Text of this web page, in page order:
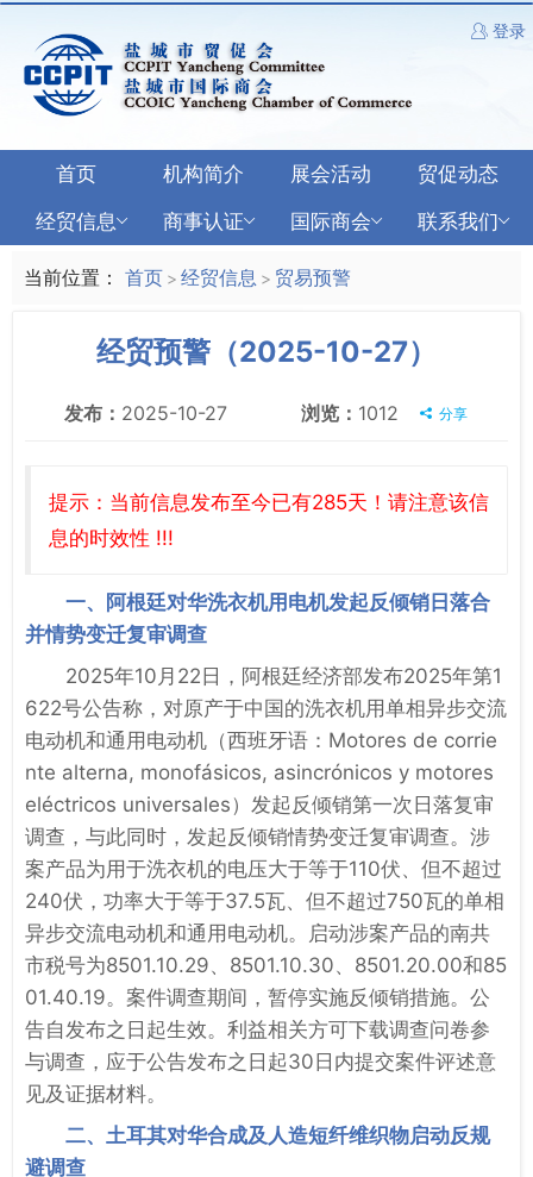
登录
首页 机构简介 展会活动
贸促动态
经贸信息
商事认证 国际商会 联系我们
当前位置： 首页 > 经贸信息 > 贸易预警
经贸预警（2025-10-27）
发布： 2025-10-27 浏览： 1012 分享
提示：当前信息发布至今已有285天！请注意该信
息的时效性 !!!
一、阿根廷对华洗衣机用电机发起反倾销日落合
并情势变迁复审调查
2025年10月22日，阿根廷经济部发布2025年第1
622号公告称，对原产于中国的洗衣机用单相异步交流
电动机和通用电动机（西班牙语：Motores de corrie
nte alterna, monofásicos, asincrónicos y motores
eléctricos universales）发起反倾销第一次日落复审
调查，与此同时，发起反倾销情势变迁复审调查。涉
案产品为用于洗衣机的电压大于等于110伏、但不超过
240伏，功率大于等于37.5瓦、但不超过750瓦的单相
异步交流电动机和通用电动机。启动涉案产品的南共
市税号为8501.10.29、8501.10.30、8501.20.00和85
01.40.19。案件调查期间，暂停实施反倾销措施。公
告自发布之日起生效。利益相关方可下载调查问卷参
与调查，应于公告发布之日起30日内提交案件评述意
见及证据材料。
二、土耳其对华合成及人造短纤维织物启动反规
避调查